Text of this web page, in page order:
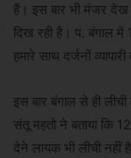
हैं। इस बार भी मंजर देख
दिख रही है। प. बंगाल में
हमारे साथ दर्जनों
इस बार बंगाल से ही
संतू महतो ने बताया कि
देने लायक भी लीची नहीं